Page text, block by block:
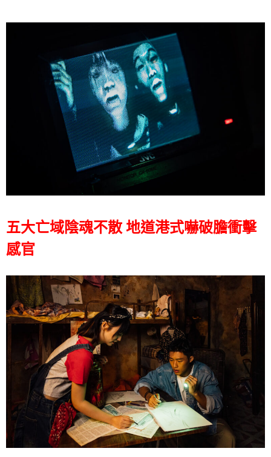
五大亡域陰魂不散 地道港式嚇破膽衝擊
感官